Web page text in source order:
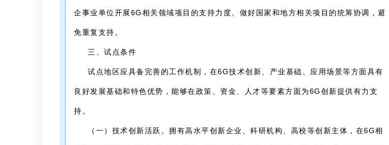
企事业单位开展6G相关领域项目的支持力度。做好国家和地方相关项目的统筹协调，避
免重复支持。
三、试点条件
试点地区应具备完善的工作机制，在6G技术创新、产业基础、应用场景等方面具有
良好发展基础和特色优势，能够在政策、资金、人才等要素方面为6G创新提供有力支
持。
（一）技术创新活跃。拥有高水平创新企业、科研机构、高校等创新主体，在6G相